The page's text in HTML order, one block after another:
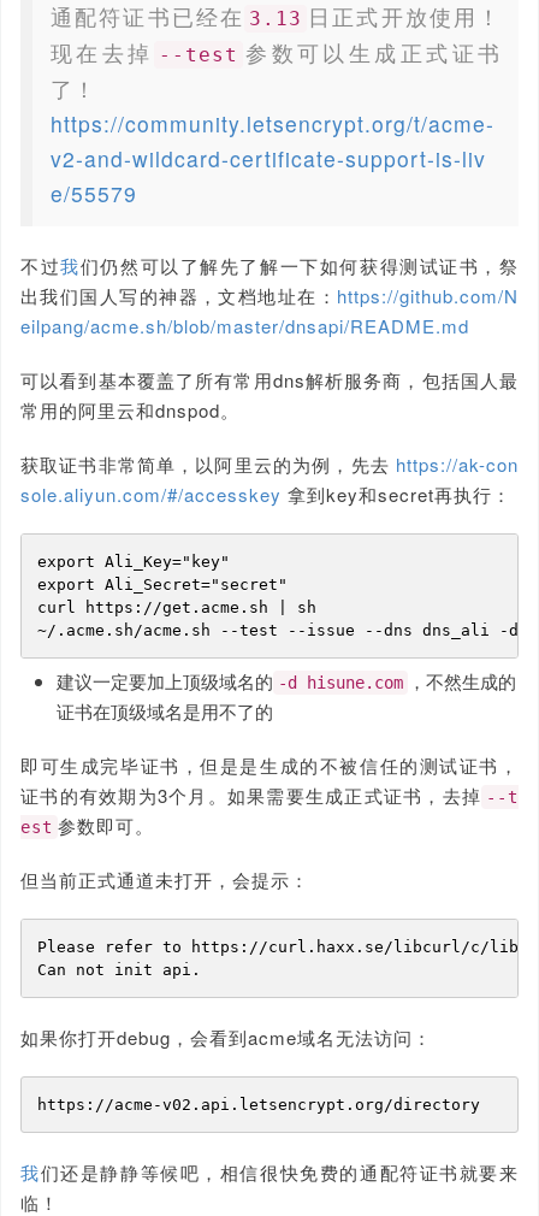
通配符证书已经在 3.13 日正式开放使用！
现在去掉 --test 参数可以生成正式证书
了！
https://community.letsencrypt.org/t/acme-
v2-and-wildcard-certificate-support-is-liv
e/55579
不过我们仍然可以了解先了解一下如何获得测试证书，祭
出我们国人写的神器，文档地址在： https://github.com/N
eilpang/acme.sh/blob/master/dnsapi/README.md
可以看到基本覆盖了所有常用dns解析服务商，包括国人最
常用的阿里云和dnspod。
获取证书非常简单，以阿里云的为例，先去 https://ak-con
sole.aliyun.com/#/accesskey 拿到key和secret再执行：
export Ali_Key="key"
export Ali_Secret="secret"
curl https://get.acme.sh | sh
~/.acme.sh/acme.sh --test --issue --dns dns_ali -d
建议一定要加上顶级域名的 -d hisune.com
，不然生成的
证书在顶级域名是用不了的
即可生成完毕证书，但是是生成的不被信任的测试证书，
证书的有效期为3个月。如果需要生成正式证书，去掉 --t
est 参数即可。
但当前正式通道未打开，会提示：
Please refer to https://curl.haxx.se/libcurl/c/
Can not init api.
如果你打开debug，会看到acme域名无法访问：
https://acme-v02.api.letsencrypt.org/directory
我们还是静静等候吧，相信很快免费的通配符证书就要来
临！